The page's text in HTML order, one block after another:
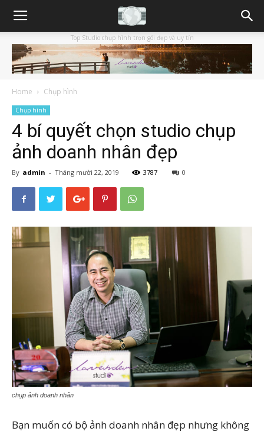
Top Studio chụp hình trọn gói đẹp và uy tín
Home Chụp hình
Chụp hình
4 bí quyết chọn studio chụp
ảnh doanh nhân đẹp
By admin - Tháng mười 22, 2019 3787 0
chụp ảnh doanh nhân
Bạn muốn có bộ ảnh doanh nhân đẹp nhưng không